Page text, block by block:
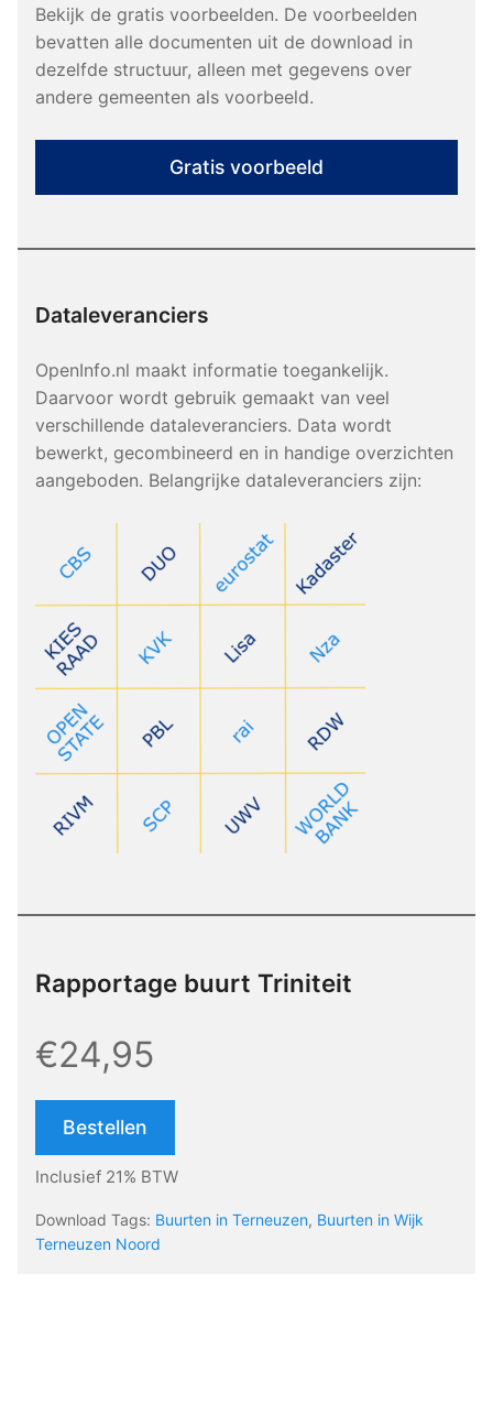
Bekijk de gratis voorbeelden. De voorbeelden
bevatten alle documenten uit de download in
dezelfde structuur, alleen met gegevens over
andere gemeenten als voorbeeld.
Gratis voorbeeld
Dataleveranciers
OpenInfo.nl maakt informatie toegankelijk.
Daarvoor wordt gebruik gemaakt van veel
verschillende dataleveranciers. Data wordt
bewerkt, gecombineerd en in handige overzichten
aangeboden. Belangrijke dataleveranciers zijn:
Rapportage buurt Triniteit
€24,95
Bestellen
Inclusief 21% BTW
Download Tags: Buurten in Terneuzen, Buurten in Wijk
Terneuzen Noord